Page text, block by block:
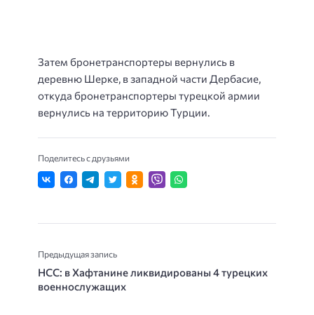
Затем бронетранспортеры вернулись в
деревню Шерке, в западной части Дербасие,
откуда бронетранспортеры турецкой армии
вернулись на территорию Турции.
Поделитесь с друзьями
Предыдущая запись
НСС: в Хафтанине ликвидированы 4 турецких
военнослужащих